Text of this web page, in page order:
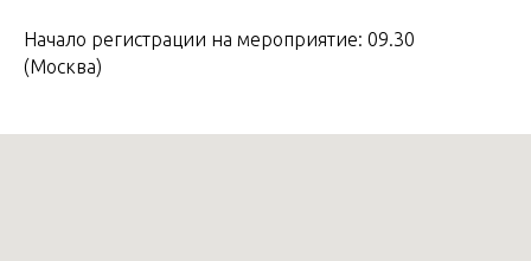
Начало регистрации на мероприятие: 09.30
(Москва)